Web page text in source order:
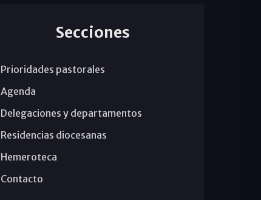
Secciones
Prioridades pastorales
Agenda
Delegaciones y departamentos
Residencias diocesanas
Hemeroteca
Contacto